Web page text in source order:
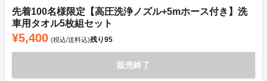
先着100名様限定【高圧洗浄ノズル+5mホース付き】洗
車用タオル5枚組セット
¥5,400 (税込/送料込)残り95
販売終了